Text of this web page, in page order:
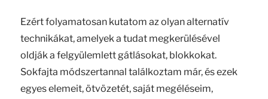
Ezért folyamatosan kutatom az olyan alternatív
technikákat, amelyek a tudat megkerülésével
oldják a felgyülemlett gátlásokat, blokkokat.
Sokfajta módszertannal találkoztam már, és ezek
egyes elemeit, ötvözetét, saját megéléseim,